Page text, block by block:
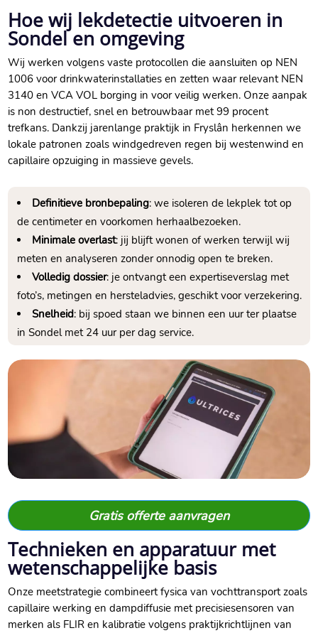
Hoe wij lekdetectie uitvoeren in
Sondel en omgeving
Wij werken volgens vaste protocollen die aansluiten op NEN
1006 voor drinkwaterinstallaties en zetten waar relevant NEN
3140 en VCA VOL borging in voor veilig werken. Onze aanpak
is non destructief, snel en betrouwbaar met 99 procent
trefkans. Dankzij jarenlange praktijk in Fryslân herkennen we
lokale patronen zoals windgedreven regen bij westenwind en
capillaire opzuiging in massieve gevels.
Definitieve bronbepaling: we isoleren de lekplek tot op
de centimeter en voorkomen herhaalbezoeken.
Minimale overlast: jij blijft wonen of werken terwijl wij
meten en analyseren zonder onnodig open te breken.
Volledig dossier: je ontvangt een expertiseverslag met
foto’s, metingen en hersteladvies, geschikt voor verzekering.
Snelheid: bij spoed staan we binnen een uur ter plaatse
in Sondel met 24 uur per dag service.
Gratis offerte aanvragen
Technieken en apparatuur met
wetenschappelijke basis
Onze meetstrategie combineert fysica van vochttransport zoals
capillaire werking en dampdiffusie met precisiesensoren van
merken als FLIR en kalibratie volgens praktijkrichtlijnen van